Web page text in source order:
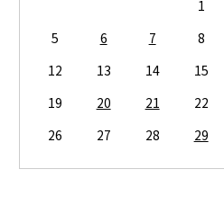
1
5
6 7 8
12
13 14 15
19
20 21 22
26
27 28 29